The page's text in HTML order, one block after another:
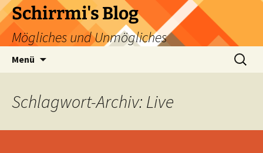
Zum
Inhalt
springen
Schirrmi's Blog
Mögliches und Unmögliches
Menü
Suchen
nach:
Schlagwort-Archiv: Live